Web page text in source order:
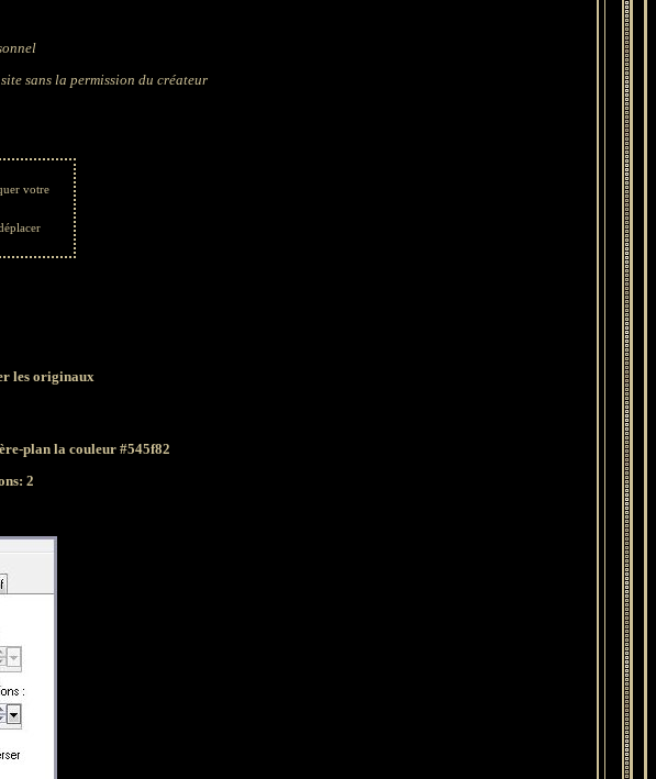
sans la permission du créateur
votre
les originaux
plan la couleur #545f82
2